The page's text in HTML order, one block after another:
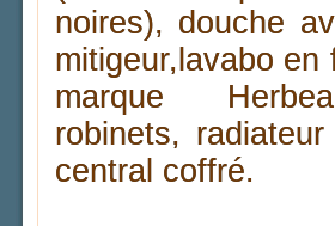
noires), douche
mitigeur,lavabo en
marque
robinets,
central coffré.